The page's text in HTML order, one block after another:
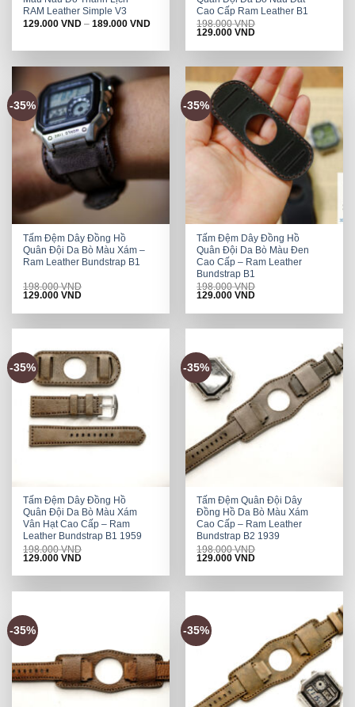
RAM Leather Simple V3
129.000VND –189.000VND
Cao Cấp Ram Leather B1
198.000VND
Original
was:
129.000VNDCurrent
is:
-35%
Tấm Đệm Dây Đồng Hồ
Quân Đội Da Bò Màu Xám –
Ram Leather Bundstrap B1
198.000VND
Original
was:
129.000VNDCurrent
is:
-35%
Tấm Đệm Dây Đồng Hồ
Quân Đội Da Bò Màu Đen
Cao Cấp – Ram Leather
Bundstrap B1
198.000VND
Original
was:
129.000VNDCurrent
is:
-35%
Tấm Đệm Dây Đồng Hồ
Quân Đội Da Bò Màu Xám
Vân Hạt Cao Cấp – Ram
Leather Bundstrap B1 1959
198.000VND
Original
was:
129.000VNDCurrent
is:
-35%
Tấm Đệm Quân Đội Dây
Đồng Hồ Da Bò Màu Xám
Cao Cấp – Ram Leather
Bundstrap B2 1939
198.000VND
Original
was:
129.000VNDCurrent
is:
-35% -35%